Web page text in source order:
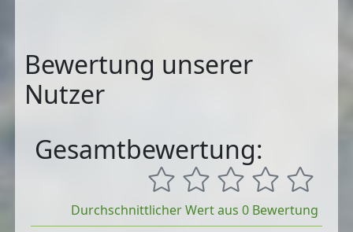
Bewertung unserer
Nutzer
Gesamtbewertung:
Durchschnittlicher Wert aus 0 Bewertung